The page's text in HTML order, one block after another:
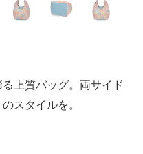
上質バッグ。両サイド
スタイルを。